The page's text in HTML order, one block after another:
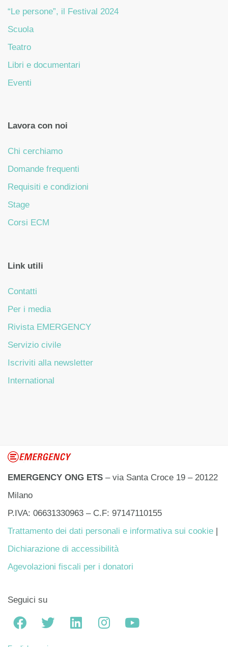
“Le persone”, il Festival 2024
Scuola
Teatro
Libri e documentari
Eventi
Lavora con noi
Chi cerchiamo
Domande frequenti
Requisiti e condizioni
Stage
Corsi ECM
Link utili
Contatti
Per i media
Rivista EMERGENCY
Servizio civile
Iscriviti alla newsletter
International
EMERGENCY ONG ETS – via Santa Croce 19 – 20122
Milano
P.IVA: 06631330963 – C.F: 97147110155
Trattamento dei dati personali e informativa sui cookie
Dichiarazione di accessibilità
Agevolazioni fiscali per i donatori
Seguici su